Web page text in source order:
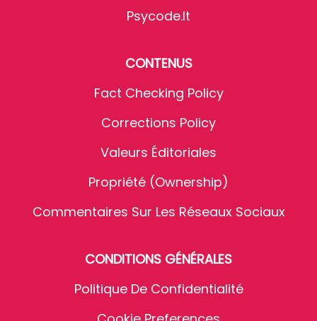
Psycode.it
CONTENUS
Fact Checking Policy
Corrections Policy
Valeurs Éditoriales
Propriété (Ownership)
Commentaires Sur Les Réseaux Sociaux
CONDITIONS GÉNÉRALES
Politique De Confidentialité